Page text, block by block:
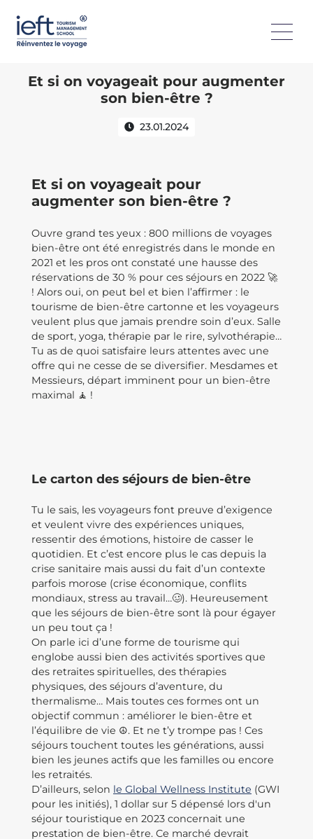
Et si on voyageait pour augmenter
son bien-être ?
23.01.2024
Et si on voyageait pour
augmenter son bien-être ?
Ouvre grand tes yeux : 800 millions de voyages
bien-être ont été enregistrés dans le monde en
2021 et les pros ont constaté une hausse des
réservations de 30 % pour ces séjours en 2022 🚀
! Alors oui, on peut bel et bien l’affirmer : le
tourisme de bien-être cartonne et les voyageurs
veulent plus que jamais prendre soin d’eux. Salle
de sport, yoga, thérapie par le rire, sylvothérapie…
Tu as de quoi satisfaire leurs attentes avec une
offre qui ne cesse de se diversifier. Mesdames et
Messieurs, départ imminent pour un bien-être
maximal 🧘 !
Le carton des séjours de bien-être
Tu le sais, les voyageurs font preuve d’exigence
et veulent vivre des expériences uniques,
ressentir des émotions, histoire de casser le
quotidien. Et c’est encore plus le cas depuis la
crise sanitaire mais aussi du fait d’un contexte
parfois morose (crise économique, conflits
mondiaux, stress au travail…🥴). Heureusement
que les séjours de bien-être sont là pour égayer
un peu tout ça !
On parle ici d’une forme de tourisme qui
englobe aussi bien des activités sportives que
des retraites spirituelles, des thérapies
physiques, des séjours d’aventure, du
thermalisme… Mais toutes ces formes ont un
objectif commun : améliorer le bien-être et
l’équilibre de vie ☮️. Et ne t’y trompe pas ! Ces
séjours touchent toutes les générations, aussi
bien les jeunes actifs que les familles ou encore
les retraités.
D’ailleurs, selon le Global Wellness Institute (GWI
pour les initiés), 1 dollar sur 5 dépensé lors d'un
séjour touristique en 2023 concernait une
prestation de bien-être. Ce marché devrait